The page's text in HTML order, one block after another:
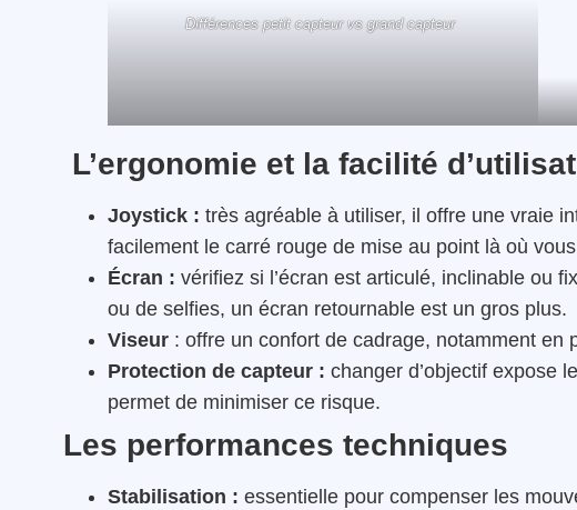
Différences petit capteur vs grand capteur
L’ergonomie et la facilité
Joystick : très agréable à utiliser, il offre une vraie
facilement le carré rouge de mise au point là où
Écran : vérifiez si l’écran est articulé, inclinable ou
ou de selfies, un écran retournable est un gros plus.
Viseur : offre un confort de cadrage, notamment en
Protection de capteur : changer d’objectif expose
permet de minimiser ce risque.
Les performances techniques
Stabilisation : essentielle pour compenser les